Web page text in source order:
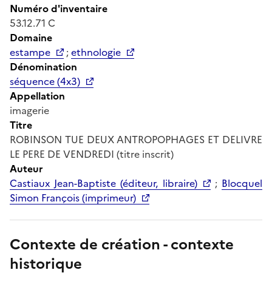
Numéro d'inventaire
53.12.71 C
Domaine
estampe
;ethnologie
Dénomination
séquence (4x3)
Appellation
imagerie
Titre
ROBINSON TUE DEUX ANTROPOPHAGES ET DELIVRE
LE PERE DE VENDREDI (titre inscrit)
Auteur
Castiaux Jean-Baptiste (éditeur, libraire)
; Blocquel
Simon François (imprimeur)
Contexte de création - contexte
historique